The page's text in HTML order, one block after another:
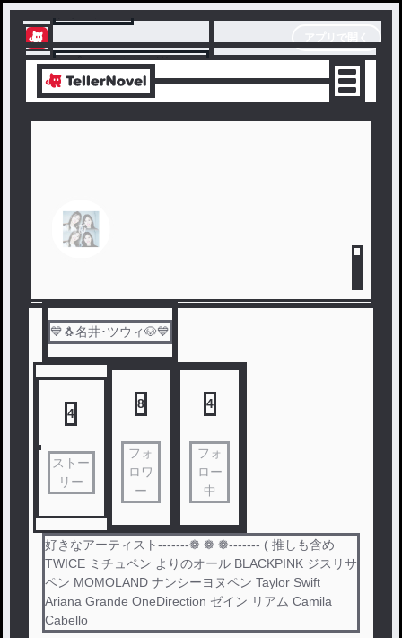
テラーノベル
アプリでサクサク楽しめる
💙🐧名井･ツウィ🐶💙
4
ストー
リー
8
フォ
ロワ
ー
4
フォ
ロー
中
好きなアーティスト-------❁ ❁ ❁ ------- ( 推しも含め
TWICE ミチュペン よりのオール BLACKPINK ジスリサ
ペン MOMOLAND ナンシーヨヌペン Taylor Swift
Ariana Grande OneDirection ゼイン リアム Camila
Cabello